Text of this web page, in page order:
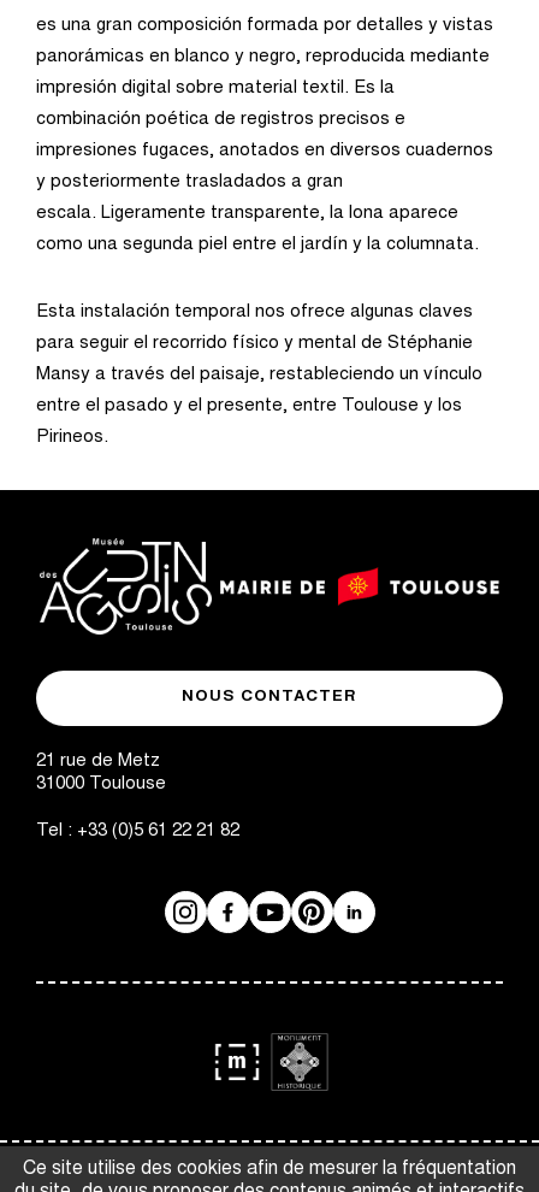
Ce site utilise des cookies afin de mesurer la fréquentation
es una gran composición formada por detalles y vistas
panorámicas en blanco y negro, reproducida mediante
impresión digital sobre material textil. Es la
combinación poética de registros precisos e
impresiones fugaces, anotados en diversos cuadernos
y posteriormente trasladados a gran
escala. Ligeramente transparente, la lona aparece
como una segunda piel entre el jardín y la columnata.
Esta instalación temporal nos ofrece algunas claves
para seguir el recorrido físico y mental de Stéphanie
Mansy a través del paisaje, restableciendo un vínculo
entre el pasado y el presente, entre Toulouse y los
Pirineos.
musée
des
de
NOUS CONTACTER
21 rue de Metz
31000 Toulouse
Tel : +33 (0)5 61 22 21 82
Réseaux
InstagramFacebookYouTubePinterestLinkedIn
Musée
de
Monument
Historique
Espace presse
Gestion des cookies